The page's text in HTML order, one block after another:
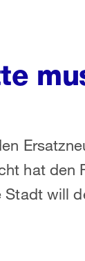
hat den
will